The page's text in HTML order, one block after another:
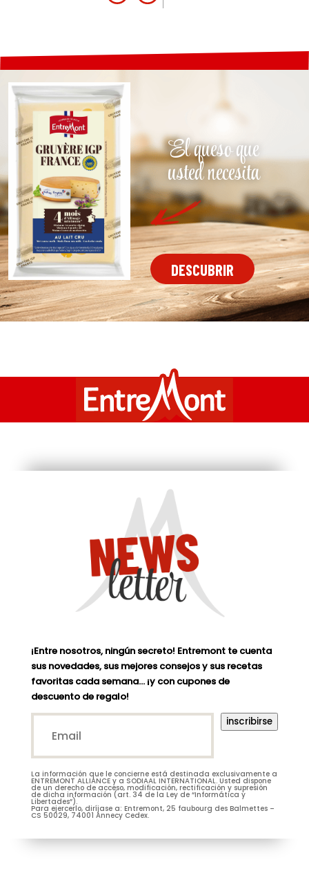
El queso que
usted necesita
DESCUBRIR
¡Entre nosotros, ningún secreto! Entremont te cuenta
sus novedades, sus mejores consejos y sus recetas
favoritas cada semana… ¡y con cupones de
descuento de regalo!
Email*
(Nécessaire)
M. Mme
Prénom
Entremont*(Nécessaire)
inscribirse
La información que le concierne está destinada exclusivamente a
ENTREMONT ALLIANCE y a SODIAAL INTERNATIONAL. Usted dispone
de un derecho de acceso, modificación, rectificación y supresión
de dicha información (art. 34 de la Ley de “Informática y
Libertades”).
Para ejercerlo, diríjase a: Entremont, 25 faubourg des Balmettes –
CS 50029, 74001 Annecy Cedex.